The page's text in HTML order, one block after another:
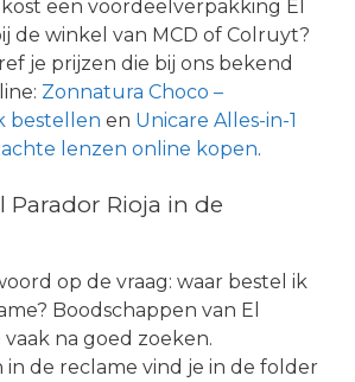
een voordeelverpakking El
de winkel van MCD of Colruyt?
je prijzen die bij ons bekend
Zonnatura Choco –
bestellen en Unicare Alles-in-1
lenzen online kopen.
Parador Rioja in de
op de vraag: waar bestel ik
Boodschappen van El
na goed zoeken.
in de reclame vind je in de folder